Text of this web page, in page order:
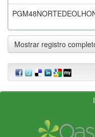
Mostrar registro